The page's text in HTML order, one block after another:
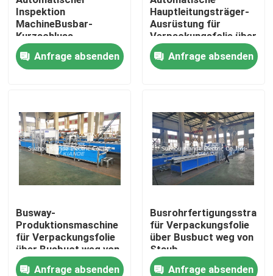
Haus
Produkte
Über uns
Fabrik-Ausflug
Inspektion
MachineBusbar-
Kurzschluss-
Widerstand
Isolierinspektions-
Maschine für Busduct
Anfrage absenden
Hauptleitungsträger-
Ausrüstung für
Verpackungsfolie über
Busbuct weg von
StaubAnfrage absenden
Busway-
Produktionsmaschine
für Verpackungsfolie
über Busbuct weg von
Staub
Anfrage absenden
Busrohrfertigungsstraße
für Verpackungsfolie
über Busbuct weg von
Staub
Anfrage absenden